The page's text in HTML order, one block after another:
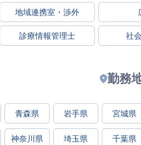
地域連携室・渉外
診療情報管理士 社
勤務
青森県 岩手県 宮城県
神奈川県 埼玉県 千葉県